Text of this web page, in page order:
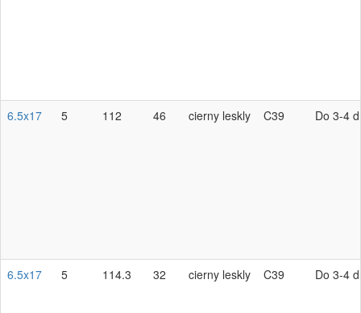
6.5x17 5 112 46 cierny leskly C39 Do 3-4
6.5x17 5 114.3 32 cierny leskly C39 Do 3-4